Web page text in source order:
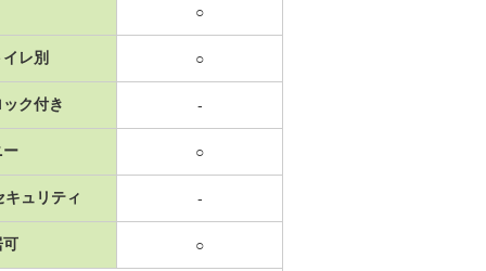
○
レ別 ○
ク付き -
ー ○
キュリティ -
可 ○